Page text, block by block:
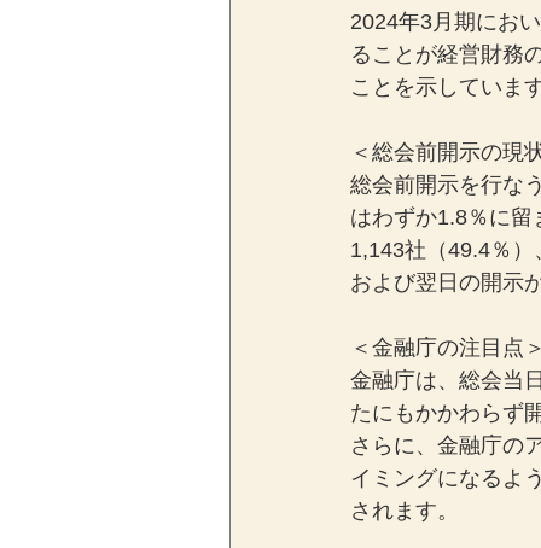
2024年3月期にお
ることが経営財務
ことを示していま
＜総会前開示の現
総会前開示を行な
はわずか1.8％に
1,143社（49.4％
および翌日の開示
＜金融庁の注目点
金融庁は、総会当
たにもかかわらず
さらに、金融庁の
イミングになるよ
されます。